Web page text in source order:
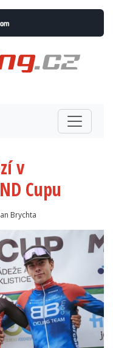
v
Cupu
Brychta